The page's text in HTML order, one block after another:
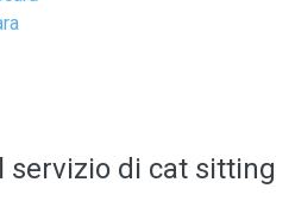
servizio di cat sitting